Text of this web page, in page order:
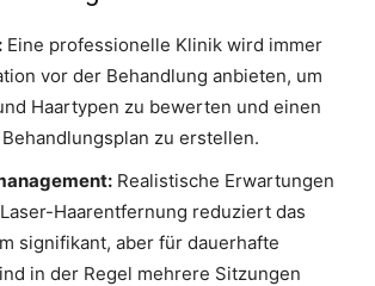
Eine professionelle Klinik wird immer
vor der Behandlung anbieten, um
Haartypen zu bewerten und einen
zu erstellen.
Realistische Erwartungen
Haarentfernung reduziert das
signifikant, aber für dauerhafte
in der Regel mehrere Sitzungen